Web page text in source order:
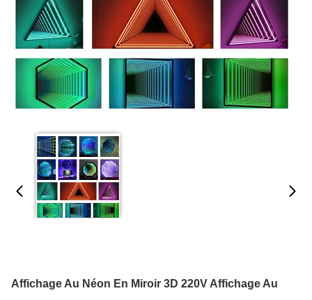
Affichage Au Néon En Miroir 3D 220V Affichage Au